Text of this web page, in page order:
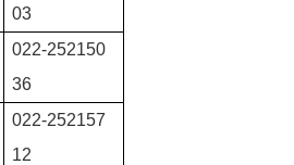
03
022-252150
36
022-252157
12